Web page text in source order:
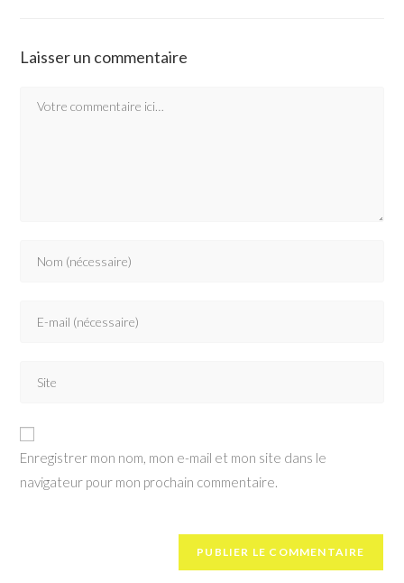
Laisser un commentaire
Enregistrer mon nom, mon e-mail et mon site dans le
navigateur pour mon prochain commentaire.